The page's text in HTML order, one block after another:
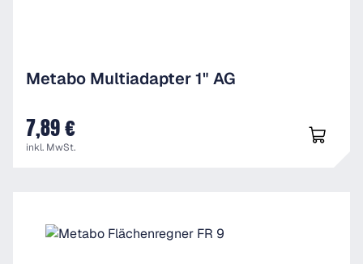
Metabo Multiadapter 1" AG
UVP
7,89 €
inkl. MwSt.